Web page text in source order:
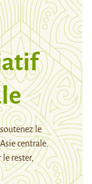
le
centrale.
le rester,